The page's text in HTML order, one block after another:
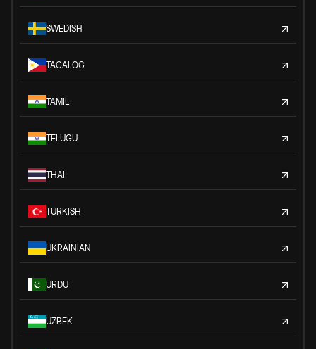
SWEDISH
TAGALOG
TAMIL
TELUGU
THAI
TURKISH
UKRAINIAN
URDU
UZBEK